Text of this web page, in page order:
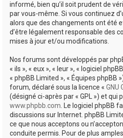
informé, bien qu’il soit prudent de
par vous-même. Si vous continuez
alors que des changements ont été
d’être légalement responsable des
mises à jour et/ou modifications.
Nos forums sont développés par
« ils », « eux », « leur », « logiciel
« phpBB Limited », « Équipes phpBB
forum, déclaré sous la licence « GNU
(désigné ci-après par « GPL ») et qui
www.phpbb.com. Le logiciel phpBB
discussions sur Internet. phpBB
ce que nous acceptons ou
conduite permis. Pour de plus